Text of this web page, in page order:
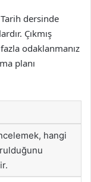
dersinde
Çıkmış
odaklanmanız
planı
hangi